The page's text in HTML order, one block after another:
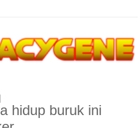
hidup buruk ini